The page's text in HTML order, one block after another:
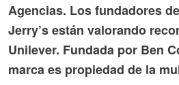
Agencias. Los fundadores
Jerry’s están valorando
Unilever. Fundada por Ben
marca es propiedad de la